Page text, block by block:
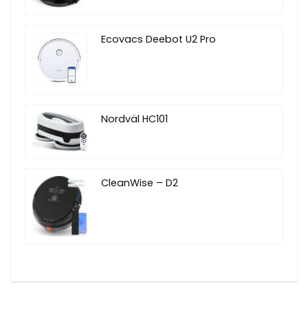
Ecovacs Deebot U2 Pro
Nordväl HC101
CleanWise – D2